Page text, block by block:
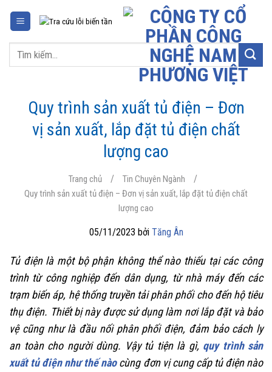
dungTìm
Quy trình sản xuất tủ điện – Đơn
vị sản xuất, lắp đặt tủ điện chất
lượng cao
Trang chủ / Tin Chuyên Ngành /
Quy trình sản xuất tủ điện – Đơn vị sản xuất, lắp đặt tủ điện chất
lượng cao
05/11/2023 bởi Tăng Ân
Tủ điện là một bộ phận không thể nào thiếu tại các công
trình từ công nghiệp đến dân dụng, từ nhà máy đến các
trạm biến áp, hệ thống truyền tải phân phối cho đến hộ tiêu
thụ điện. Thiết bị này được sử dụng làm nơi lắp đặt và bảo
vệ cũng như là đầu nối phân phối điện, đảm bảo cách ly
an toàn cho người dùng. Vậy tủ tiện là gì, quy trình sản
xuất tủ điện như thế nàocùng đơn vị cung cấp tủ điện nào